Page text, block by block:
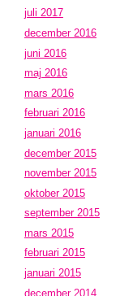
juli 2017
december 2016
juni 2016
maj 2016
mars 2016
februari 2016
januari 2016
december 2015
november 2015
oktober 2015
september 2015
mars 2015
februari 2015
januari 2015
december 2014